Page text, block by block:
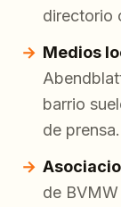
directorio
Medios
barrio
de prensa.
de